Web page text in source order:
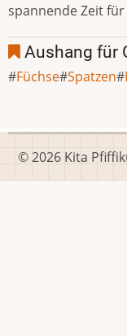
spannende Zeit für
Aushang für
Füchse Spatzen
© 2026 Kita